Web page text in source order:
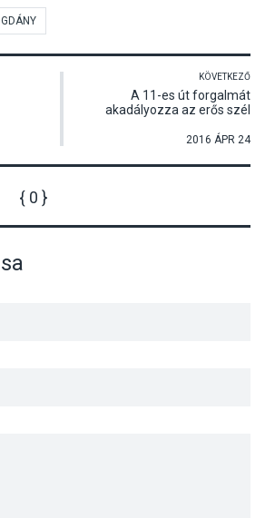
KÖVETKEZŐ
A 11-es út forgalmát
akadályozza az erős szél
2016 ÁPR 24
{ 0 }